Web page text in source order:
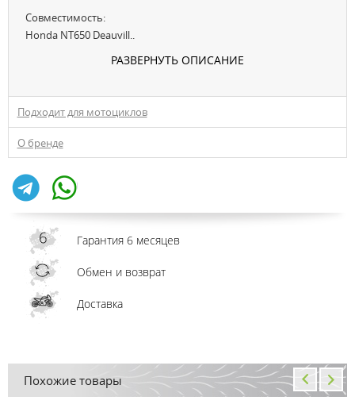
Совместимость:
Honda NT650 Deauvill..
РАЗВЕРНУТЬ ОПИСАНИЕ
Подходит для мотоциклов
О бренде
Гарантия 6 месяцев
Обмен и возврат
Доставка
Похожие товары